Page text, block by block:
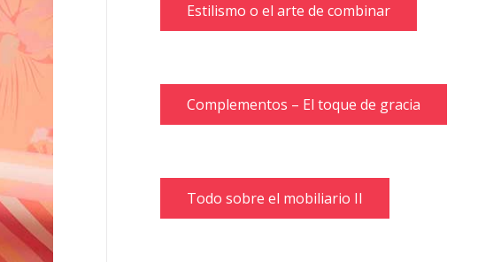
Estilismo o el arte de combinar
Complementos – El toque de gracia
Todo sobre el mobiliario II